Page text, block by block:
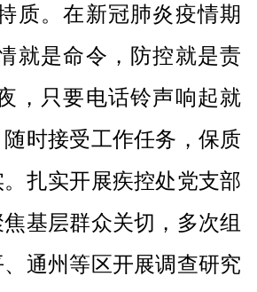
质。在新冠肺炎疫情期
就是命令，防控就是责
，只要电话铃声响起就
时接受工作任务，保质
扎实开展疾控处党支部
基层群众关切，多次组
通州等区开展调查研究